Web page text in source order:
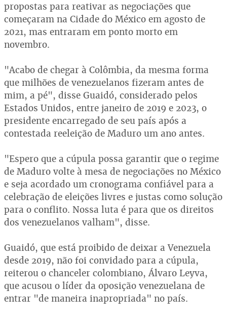
propostas para reativar as negociações que
começaram na Cidade do México em agosto de
2021, mas entraram em ponto morto em
novembro.
"Acabo de chegar à Colômbia, da mesma forma
que milhões de venezuelanos fizeram antes de
mim, a pé", disse Guaidó, considerado pelos
Estados Unidos, entre janeiro de 2019 e 2023, o
presidente encarregado de seu país após a
contestada reeleição de Maduro um ano antes.
"Espero que a cúpula possa garantir que o regime
de Maduro volte à mesa de negociações no México
e seja acordado um cronograma confiável para a
celebração de eleições livres e justas como solução
para o conflito. Nossa luta é para que os direitos
dos venezuelanos valham", disse.
Guaidó, que está proibido de deixar a Venezuela
desde 2019, não foi convidado para a cúpula,
reiterou o chanceler colombiano, Álvaro Leyva,
que acusou o líder da oposição venezuelana de
entrar "de maneira inapropriada" no país.